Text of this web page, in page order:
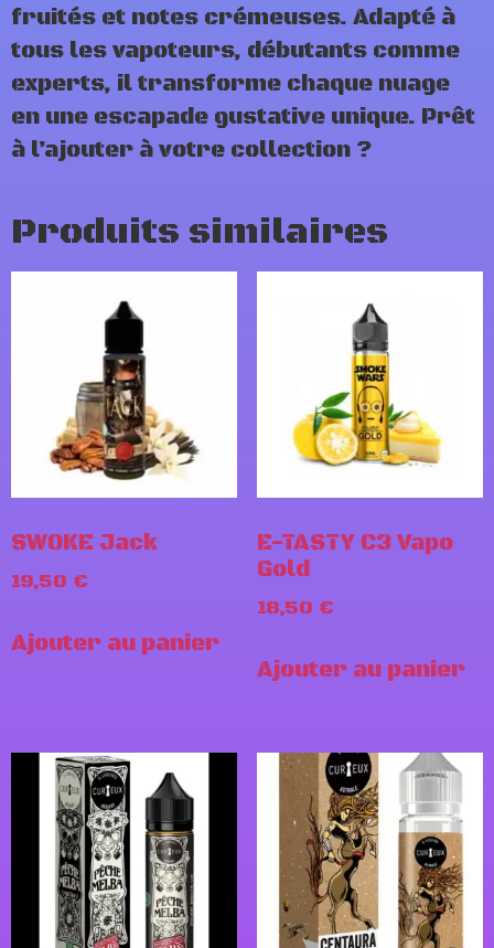
fruités et notes crémeuses. Adapté à
tous les vapoteurs, débutants comme
experts, il transforme chaque nuage
en une escapade gustative unique. Prêt
à l’ajouter à votre collection ?
Produits similaires
SWOKE Jack
19,50 €
Ajouter au panier
E-TASTY C3 Vapo
Gold
18,50 €
Ajouter au panier